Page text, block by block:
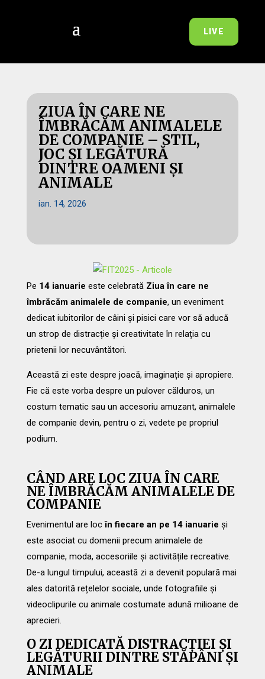
LIVE
ZIUA ÎN CARE NE
ÎMBRĂCĂM ANIMALELE
DE COMPANIE – STIL,
JOC ȘI LEGĂTURĂ
DINTRE OAMENI ȘI
ANIMALE
ian. 14, 2026
Pe 14 ianuarie este celebrată Ziua în care ne
îmbrăcăm animalele de companie, un eveniment
dedicat iubitorilor de câini și pisici care vor să aducă
un strop de distracție și creativitate în relația cu
prietenii lor necuvântători.
Această zi este despre joacă, imaginație și apropiere.
Fie că este vorba despre un pulover călduros, un
costum tematic sau un accesoriu amuzant, animalele
de companie devin, pentru o zi, vedete pe propriul
podium.
CÂND ARE LOC ZIUA ÎN CARE
NE ÎMBRĂCĂM ANIMALELE DE
COMPANIE
Evenimentul are locîn fiecare an pe 14 ianuarie și
este asociat cu domenii precum animalele de
companie, moda, accesoriile și activitățile recreative.
De-a lungul timpului, această zi a devenit populară mai
ales datorită rețelelor sociale, unde fotografiile și
videoclipurile cu animale costumate adună milioane de
aprecieri.
O ZI DEDICATĂ DISTRACȚIEI ȘI
LEGĂTURII DINTRE STĂPÂNI ȘI
ANIMALE